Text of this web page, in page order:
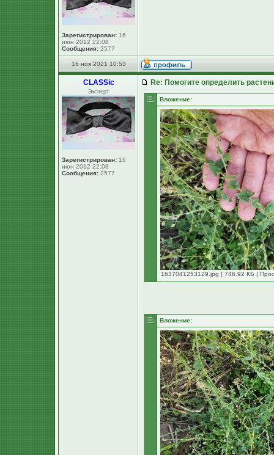
Зарегистрирован: 16
июн 2012 22:08
Сообщения: 2577
16 ноя 2021 10:53
CLASSic
Эксперт
Зарегистрирован: 16
июн 2012 22:08
Сообщения: 2577
Re: Помогите определить
Вложение:
1637041253129.jpg [ 746.92 КБ |
Вложение: